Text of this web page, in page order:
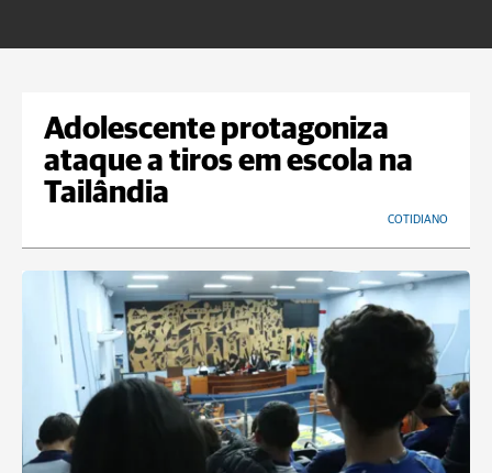
Adolescente protagoniza
ataque a tiros em escola na
Tailândia
COTIDIANO